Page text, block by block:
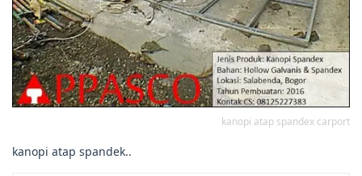
kanopi atap spandex carport
kanopi atap spandek..